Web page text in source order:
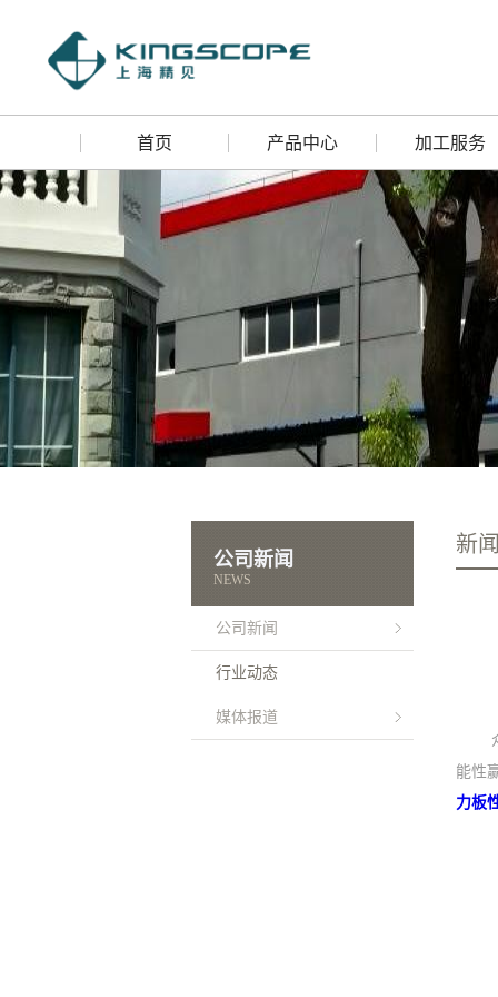
首页 产品中心 加工服务
公司新闻
NEWS
公司新闻
行业动态
媒体报道
新
能性
力板